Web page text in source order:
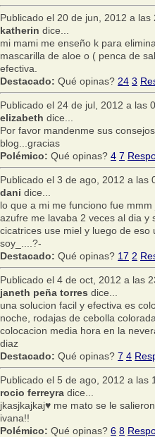
Publicado el 20 de jun, 2012 a las
katherin dice...
mi mami me enseño k para
mascarilla de aloe o ( penca de
efectiva.
Destacado: Qué opinas? 24 3
Publicado el 24 de jul, 2012 a las
elizabeth dice...
Por favor mandenme sus
blog...gracias
Polémico: Qué opinas? 4 7
Publicado el 3 de ago, 2012 a las
dani dice...
lo que a mi me funciono fue
azufre me lavaba 2 veces al dia y
cicatrices use miel y luego de
soy_....?-
Destacado: Qué opinas? 17 2
Publicado el 4 de oct, 2012 a las
janeth peña torres dice...
una solucion facil y efectiva es
noche, rodajas de cebolla
colocacion media hora en la
diaz
Destacado: Qué opinas? 7 4
Publicado el 5 de ago, 2012 a las
rocio ferreyra dice...
jkasjkajkaj♥ me mato se le
ivana!!
Polémico: Qué opinas? 6 8